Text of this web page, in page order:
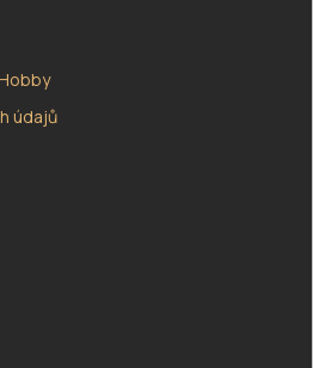
údajů